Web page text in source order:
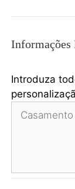
Informações
Introduza